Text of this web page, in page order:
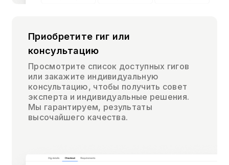
Приобретите гиг или
консультацию
Просмотрите список доступных гигов
или закажите индивидуальную
консультацию, чтобы получить совет
эксперта и индивидуальные решения.
Мы гарантируем, результаты
высочайшего качества.